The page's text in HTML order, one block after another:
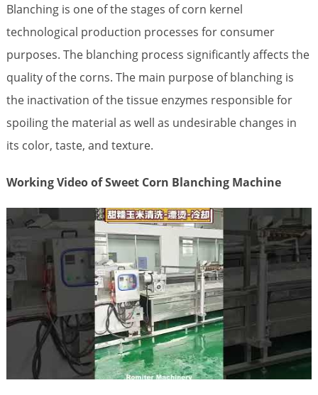
Blanching is one of the stages of corn kernel
technological production processes for consumer
purposes. The blanching process significantly affects the
quality of the corns. The main purpose of blanching is
the inactivation of the tissue enzymes responsible for
spoiling the material as well as undesirable changes in
its color, taste, and texture.
Working Video of Sweet Corn Blanching Machine